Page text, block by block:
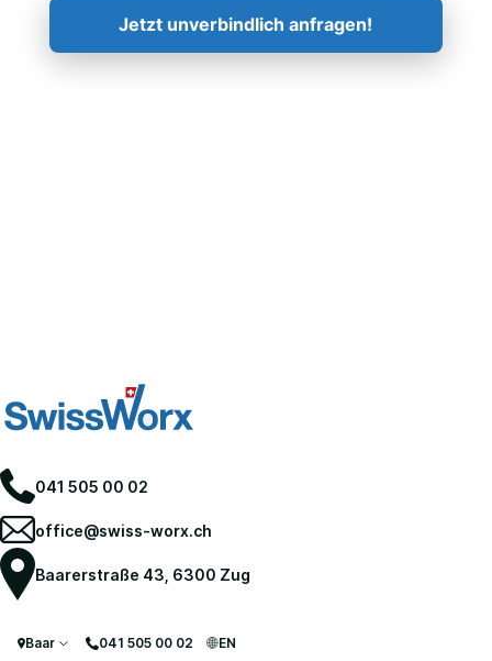
Jetzt unverbindlich anfragen!
041 505 00 02
office@swiss-worx.ch
Baarerstraße 43, 6300 Zug
Baar 041 505 00 02 EN